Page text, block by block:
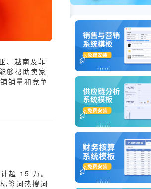
、越南及菲
够帮助卖家
销量和竞争
超 15 万。
签词热搜词